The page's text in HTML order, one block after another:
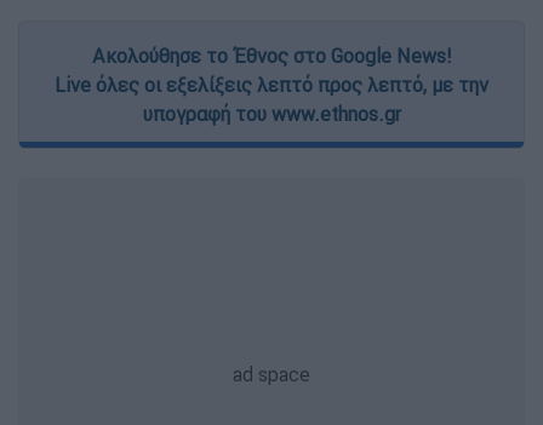
Ακολούθησε το Έθνος στο Google News!
Live όλες οι εξελίξεις λεπτό προς λεπτό, με την
υπογραφή του www.ethnos.gr